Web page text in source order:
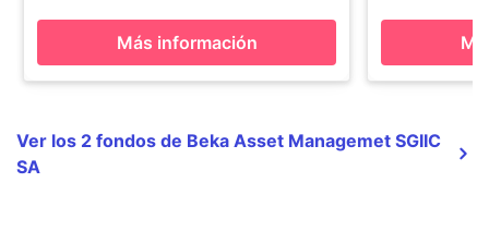
Más información
Ver los 2 fondos de Beka Asset Managemet SGIIC
SA